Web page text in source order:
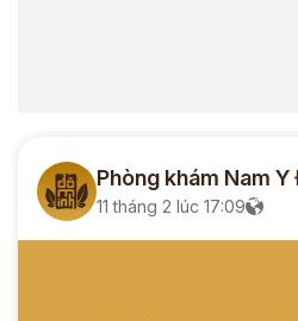
Phòng khám Nam
11 tháng 2 lúc 17:09